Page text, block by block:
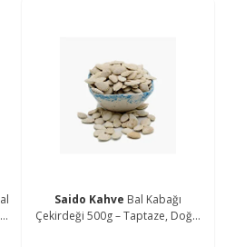
Saido Kahve Bal Kabağı
Çekirdeği 500g – Taptaze, Doğal